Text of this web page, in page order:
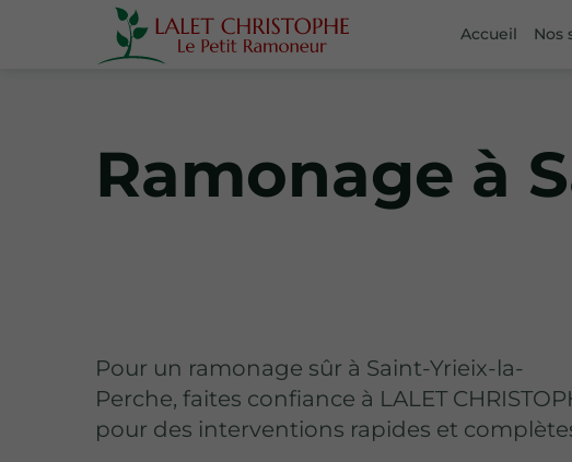
Accueil Nos
Ramonage à
Pour un ramonage sûr à Saint-Yrieix-la-
Perche, faites confiance à LALET
pour des interventions rapides et